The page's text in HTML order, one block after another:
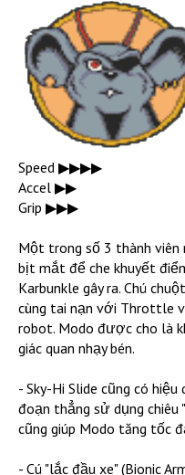
Speed ▶︎▶︎▶︎▶︎
Accel ▶︎▶︎
Grip ▶︎▶︎▶︎
Một trong số 3 thành viên
bịt mắt để che khuyết
Karbunkle gây ra. Chú
cùng tai nạn với Throttle
robot. Modo được cho là
giác quan nhạy bén.
- Sky-Hi Slide cũng có
đoạn thẳng sử dụng chiêu
cũng giúp Modo tăng tốc
- Cú "lắc đầu xe" (Bionic